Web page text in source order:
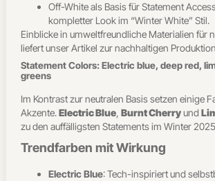
Off-White als Basis für Statement
kompletter Look im “Winter White” Stil.
Einblicke in umweltfreundliche Materialien für
liefert unser Artikel zur nachhaltigen
Statement Colors: Electric blue, deep red,
greens
Im Kontrast zur neutralen Basis setzen einige
Akzente.Electric Blue ,Burnt Cherryund
zu den auffälligsten Statements im Winter
Trendfarben mit Wirkung
Electric Blue: Tech-inspiriert und